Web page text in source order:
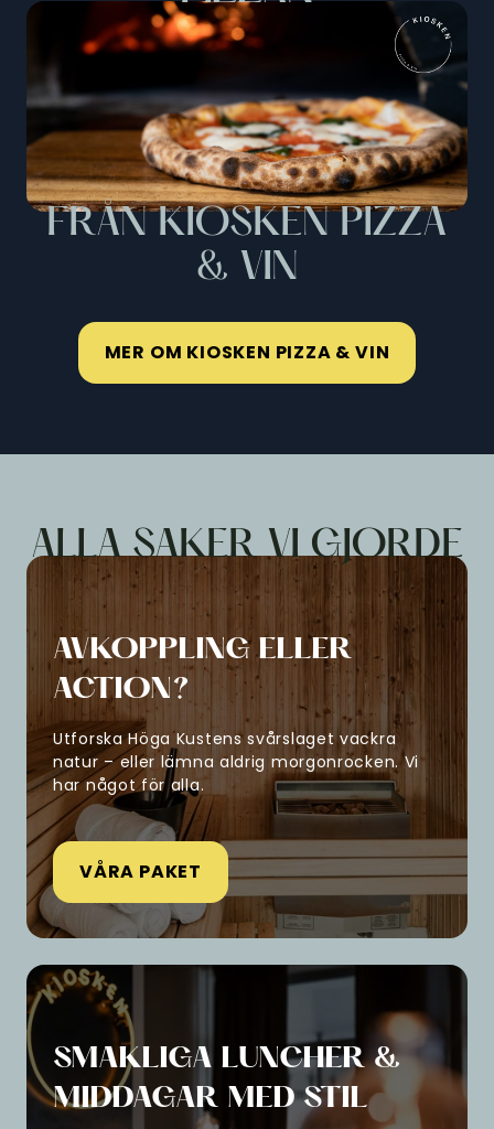
FRÅN KIOSKEN PIZZA
& VIN
MER OM KIOSKEN PIZZA & VIN
ALLA SAKER VI GJORDE
AVKOPPLING ELLER
ACTION?
Utforska Höga Kustens svårslaget vackra
natur – eller lämna aldrig morgonrocken. Vi
har något för alla.
VÅRA PAKET
SMAKLIGA LUNCHER &
MIDDAGAR MED STIL